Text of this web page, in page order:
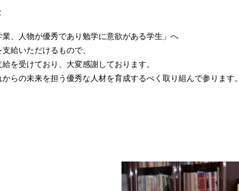
、人物が優秀であり勉学に意欲がある学生」へ
給いただけるもので、
を受けており、大変感謝しております。
らの未来を担う優秀な人材を育成するべく取り組んで参ります。